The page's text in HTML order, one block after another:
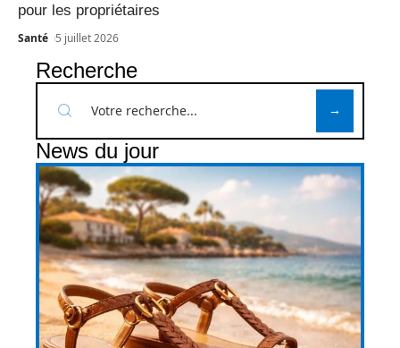
pour les propriétaires
Santé 5 juillet 2026
Recherche
News du jour